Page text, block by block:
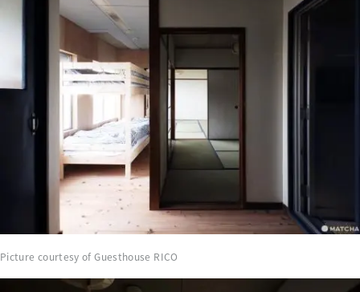
Picture courtesy of Guesthouse RICO